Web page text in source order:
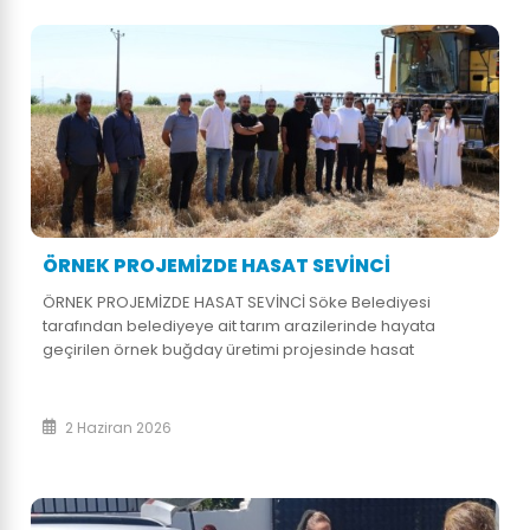
ÖRNEK PROJEMİZDE HASAT SEVİNCİ
ÖRNEK PROJEMİZDE HASAT SEVİNCİ Söke Belediyesi
tarafından belediyeye ait tarım arazilerinde hayata
geçirilen örnek buğday üretimi projesinde hasat
dönüm alanda gerçekleştirdiğimiz tarımsal üretimi bir
yerinde takip eden Söke Belediye Başkan Yardımcılarımız
2 Haziran 2026